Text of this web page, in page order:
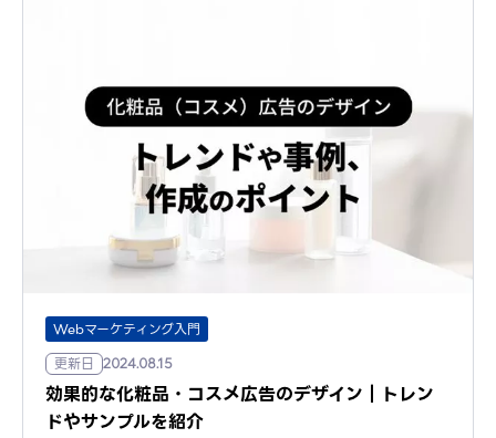
Webマーケティング入門
更新日
2024.08.15
効果的な化粧品・コスメ広告のデザイン｜トレン
ドやサンプルを紹介